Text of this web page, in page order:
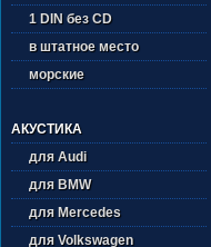
1 DIN без CD
в штатное место
морские
АКУСТИКА
для Audi
для BMW
для Mercedes
для Volkswagen